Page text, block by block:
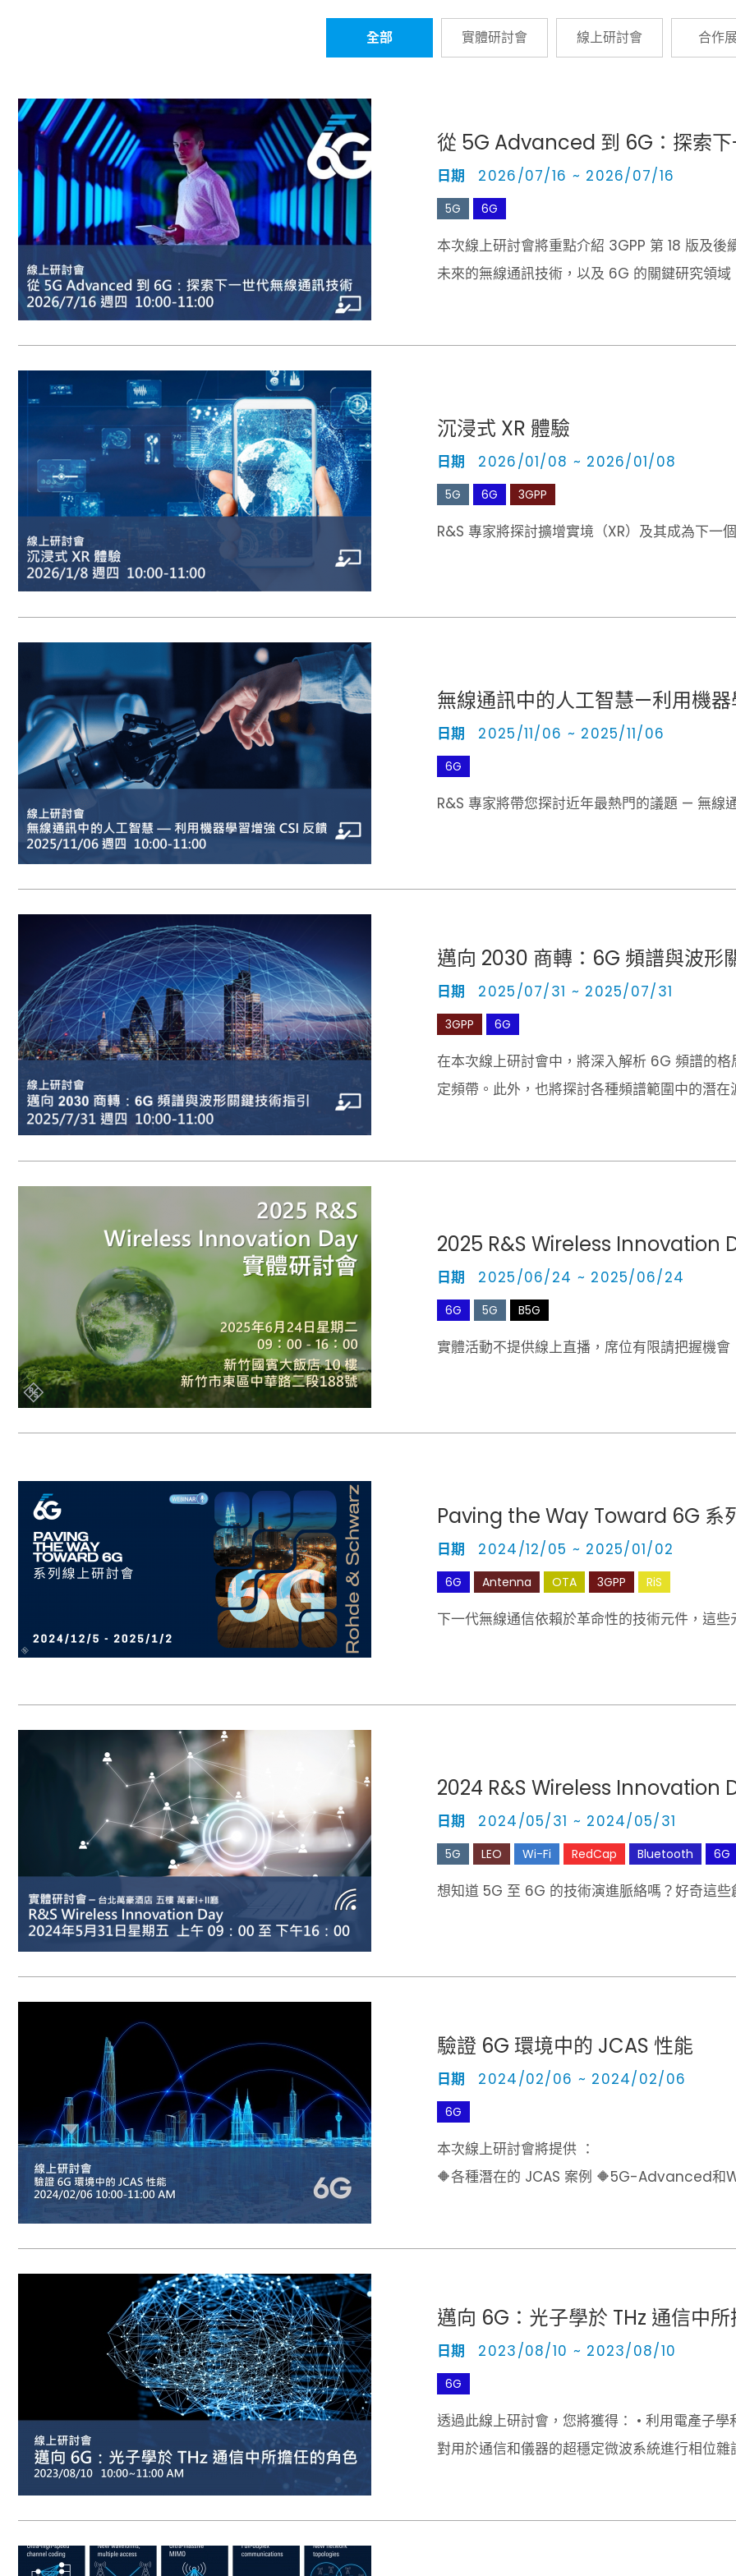
全部 實體研討會 線上研討會 合作
從 5G Advanced 到 6G：探索下
日期 2026/07/16 ~ 2026/07/16
5G 6G
本次線上研討會將重點介紹 3GPP 第 18 版及
未來的無線通訊技術，以及 6G 的關鍵研究領域
沉浸式 XR 體驗
日期 2026/01/08 ~ 2026/01/08
5G 6G 3GPP
R&S 專家將探討擴增實境（XR）及其成為下一
無線通訊中的人工智慧—利用機
日期 2025/11/06 ~ 2025/11/06
6G
R&S 專家將帶您探討近年最熱門的議題 — 無線
邁向 2030 商轉：6G 頻譜與波形
日期 2025/07/31 ~ 2025/07/31
3GPP 6G
在本次線上研討會中，將深入解析 6G 頻譜的
定頻帶。此外，也將探討各種頻譜範圍中的潛在
2025 R&S Wireless Innovation
日期 2025/06/24 ~ 2025/06/24
6G 5G B5G
實體活動不提供線上直播，席位有限請把握機會
Paving the Way Toward 6G 系
日期 2024/12/05 ~ 2025/01/02
6G Antenna OTA 3GPP RiS
下一代無線通信依賴於革命性的技術元件，這
2024 R&S Wireless Innovation
日期 2024/05/31 ~ 2024/05/31
5G LEO Wi-Fi RedCap Bluetooth 6G
想知道 5G 至 6G 的技術演進脈絡嗎？好奇這
驗證 6G 環境中的 JCAS 性能
日期 2024/02/06 ~ 2024/02/06
6G
本次線上研討會將提供 ：
🔶各種潛在的 JCAS 案例 🔶5G-Advanced和
邁向 6G：光子學於 THz 通信中
日期 2023/08/10 ~ 2023/08/10
6G
透過此線上研討會，您將獲得： • 利用電產子
對用於通信和儀器的超穩定微波系統進行相位雜